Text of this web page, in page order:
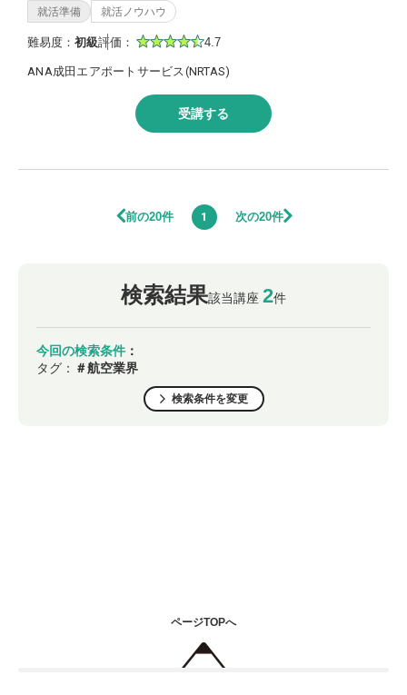
就活準備 就活ノウハウ
難易度： 初級評価： 4.7
ANA成田エアポートサービス(NRTAS)
受講する
前の20件 1 次の20件
検索結果該当講座 2件
今回の検索条件 ：
タグ： ＃航空業界
検索条件を変更
ページTOPへ